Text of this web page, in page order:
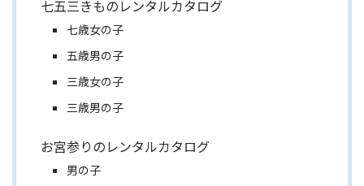
七五三きものレンタルカタログ
七歳女の子
五歳男の子
三歳女の子
三歳男の子
お宮参りのレンタルカタログ
男の子